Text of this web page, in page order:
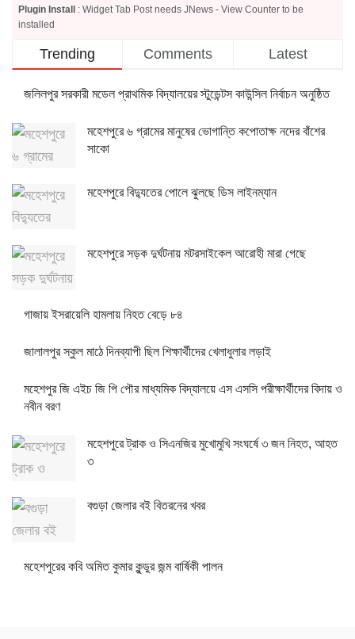
Plugin Install : Widget Tab Post needs JNews - View Counter to be
installed
Trending Comments Latest
জলিলপুর সরকারী মডেল প্রাথমিক বিদ্যালয়ের স্টুডেন্টস কাউন্সিল নির্বাচন অনুষ্ঠিত
মহেশপুরে ৬ গ্রামের মানুষের ভোগান্তি কপোতাক্ষ নদের বাঁশের
সাকো
মহেশপুরে বিদ্যুতের পোলে ঝুলছে ডিস লাইনম্যান
মহেশপুরে সড়ক দুর্ঘটনায় মটরসাইকেল আরোহী মারা গেছে
গাজায় ইসরায়েলি হামলায় নিহত বেড়ে ৮৪
জালালপুর স্কুল মাঠে দিনব্যাপী ছিল শিক্ষার্থীদের খেলাধুলার লড়াই
মহেশপুর জি এইচ জি পি পৌর মাধ্যমিক বিদ্যালয়ে এস এসসি পরীক্ষার্থীদের বিদায় ও
নবীন বরণ
মহেশপুরে ট্রাক ও সিএনজির মুখোমুখি সংঘর্ষে ৩ জন নিহত, আহত
৩
বগুড়া জেলার বই বিতরনের খবর
মহেশপুরের কবি অমিত কুমার কুন্ডুর জন্ম বার্ষিকী পালন